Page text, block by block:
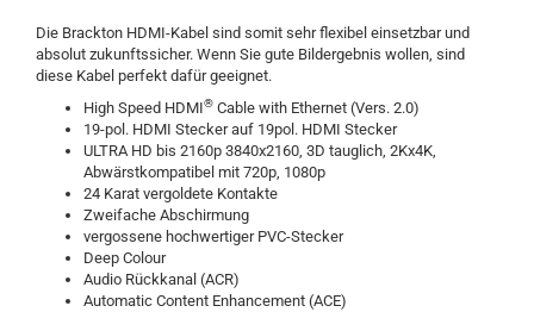
Die Brackton HDMI-Kabel sind somit sehr flexibel einsetzbar und
absolut zukunftssicher. Wenn Sie gute Bildergebnis wollen, sind
diese Kabel perfekt dafür geeignet.
High Speed HDMI® Cable with Ethernet (Vers. 2.0)
19-pol. HDMI Stecker auf 19pol. HDMI Stecker
ULTRA HD bis 2160p 3840x2160, 3D tauglich, 2Kx4K,
Abwärstkompatibel mit 720p, 1080p
24 Karat vergoldete Kontakte
Zweifache Abschirmung
vergossene hochwertiger PVC-Stecker
Deep Colour
Audio Rückkanal (ACR)
Automatic Content Enhancement (ACE)